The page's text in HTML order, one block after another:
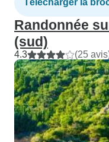
Télécharger la
Randonnée
(sud)
4.3 (25